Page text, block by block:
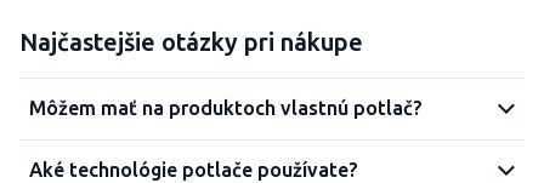
Najčastejšie otázky pri nákupe
Môžem mať na produktoch vlastnú potlač?
Aké technológie potlače používate?